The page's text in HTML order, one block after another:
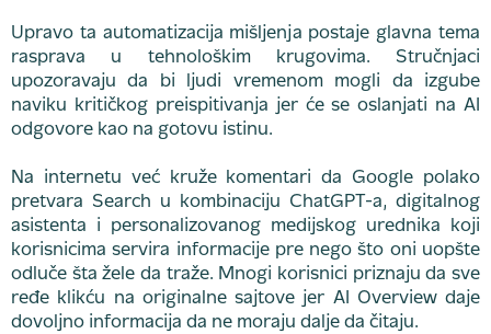
Upravo ta automatizacija mišljenja postaje glavna tema
rasprava u tehnološkim krugovima. Stručnjaci
upozoravaju da bi ljudi vremenom mogli da izgube
naviku kritičkog preispitivanja jer će se oslanjati na AI
odgovore kao na gotovu istinu.
Na internetu već kruže komentari da Google polako
pretvara Search u kombinaciju ChatGPT-a, digitalnog
asistenta i personalizovanog medijskog urednika koji
korisnicima servira informacije pre nego što oni uopšte
odluče šta žele da traže. Mnogi korisnici priznaju da sve
ređe klikću na originalne sajtove jer AI Overview daje
dovoljno informacija da ne moraju dalje da čitaju.